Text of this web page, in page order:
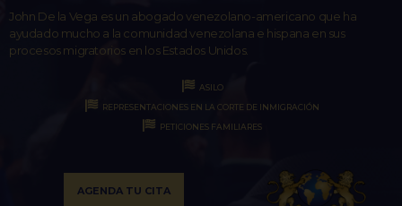
John De la Vega es un abogado venezolano-americano que ha
ayudado mucho a la comunidad venezolana e hispana en sus
procesos migratorios en los Estados Unidos.
ASILO
REPRESENTACIONES EN LA CORTE DE INMIGRACIÓN
PETICIONES FAMILIARES
AGENDA TU CITA